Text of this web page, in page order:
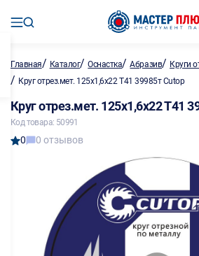
Главная/ Каталог/Оснастка/Абразив/ Круги
/ Круг отрез.мет. 125х1,6х22 T41 39985т Cutop
Круг отрез.мет. 125х1,6х22 T41
Код товара: 50991
0 0 отзывов